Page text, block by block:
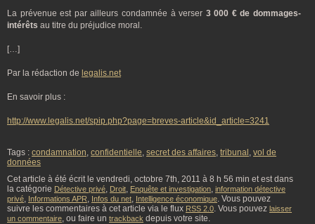
La prévenue est par ailleurs condamnée à verser 3 000 € de dommages-
intérêts au titre du préjudice moral.
[…]
Par la rédaction de legalis.net
En savoir plus :
http://www.legalis.net/spip.php?page=breves-article&id_article=3241
Tags : condamnation, confidentielle, secret des affaires, tribunal , vol de
données
Cet article à été écrit le vendredi, octobre 7th, 2011 à 8 h 56 min et est dans
la catégorie Détective privé, Droit, Enquête et investigation, information détective
privé, Informations APR, Infos du net, Intelligence économique. Vous pouvez
suivre les commentaires à cet article via le flux RSS 2.0. Vous pouvez laisser
un commentaire, ou faire un trackback depuis votre site.